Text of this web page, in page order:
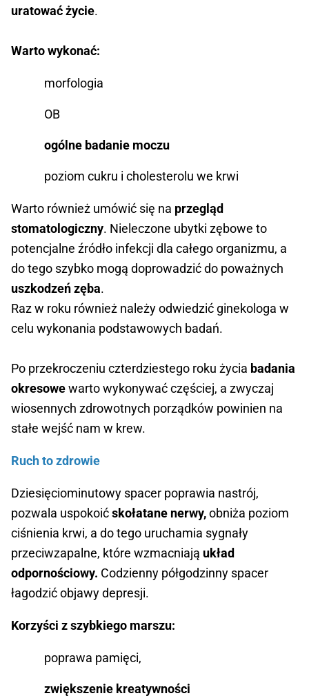
uratować życie.
Warto wykonać:
morfologia
OB
ogólne badanie moczu
poziom cukru i cholesterolu we krwi
Warto również umówić się na przegląd
stomatologiczny. Nieleczone ubytki zębowe to
potencjalne źródło infekcji dla całego organizmu, a
do tego szybko mogą doprowadzić do poważnych
uszkodzeń zęba.
Raz w roku również należy odwiedzić ginekologa w
celu wykonania podstawowych badań.
Po przekroczeniu czterdziestego roku życia badania
okresowewarto wykonywać częściej, a zwyczaj
wiosennych zdrowotnych porządków powinien na
stałe wejść nam w krew.
Ruch to zdrowie
Dziesięciominutowy spacer poprawia nastrój,
pozwala uspokoićskołatane nerwy,obniża poziom
ciśnienia krwi, a do tego uruchamia sygnały
przeciwzapalne, które wzmacniają układ
odpornościowy. Codzienny półgodzinny spacer
łagodzić objawy depresji.
Korzyści z szybkiego marszu:
poprawa pamięci,
zwiększenie kreatywności